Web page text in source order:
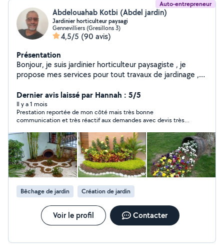
Auto-entrepreneur
Abdelouahab Kotbi (Abdel jardin)
Jardinier horticulteur paysagi
Gennevilliers (Gresillons 3)
4,5/5 (90 avis)
Présentation
Bonjour, je suis jardinier horticulteur paysagiste , je
propose mes services pour tout travaux de jardinage ,
apporté au plantes , fertilisation des sols , possède tout
le matériel
Dernier avis laissé par Hannah : 5/5
Il y a 1 mois
Prestation reportée de mon côté mais très bonne
communication et très réactif aux demandes avec devis très
Bêchage de jardin Création de jardin
Voir le profil Contacter